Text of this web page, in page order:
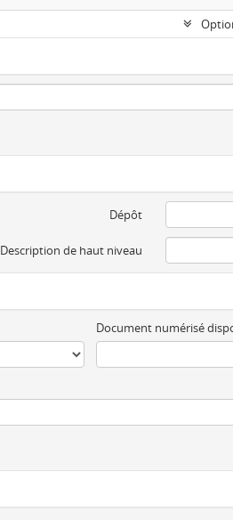
Dépôt
Description de haut niveau
Document numérisé